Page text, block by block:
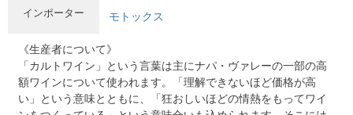
インポーター モトックス
《生産者について》
「カルトワイン」という言葉は主にナパ・ヴァレーの一部の高
額ワインについて使われます。「理解できないほど価格が高
い」という意味とともに、「狂おしいほどの情熱をもってワイ